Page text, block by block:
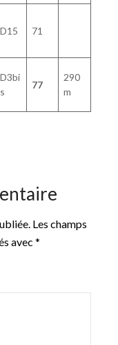
D15 71
D3bi
s
77
290
m
Les champs
avec *